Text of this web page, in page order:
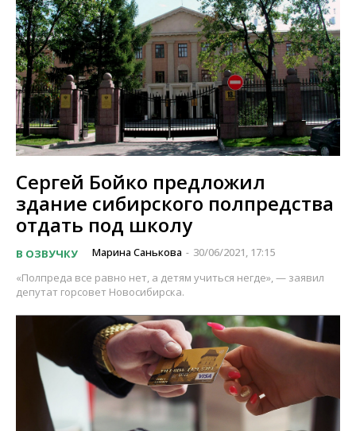
Сергей Бойко предложил
здание сибирского полпредства
отдать под школу
В ОЗВУЧКУ Марина Санькова - 30/06/2021, 17:15
«Полпреда все равно нет, а детям учиться негде», — заявил
депутат горсовет Новосибирска.